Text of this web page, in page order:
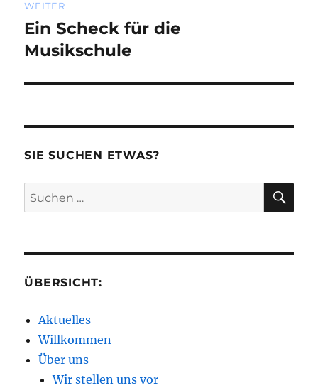
WEITER
Nächster
Beitrag:
Ein Scheck für die
Musikschule
SIE SUCHEN ETWAS?
Suchen
nach:
ÜBERSICHT:
Aktuelles
Willkommen
Über uns
Wir stellen uns vor